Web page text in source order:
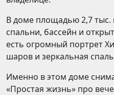
В доме площадью 2,7 тыс.
спальни, бассейн и
есть огромный портрет
шаров и зеркальная
Именно в этом доме
«Простая жизнь» про